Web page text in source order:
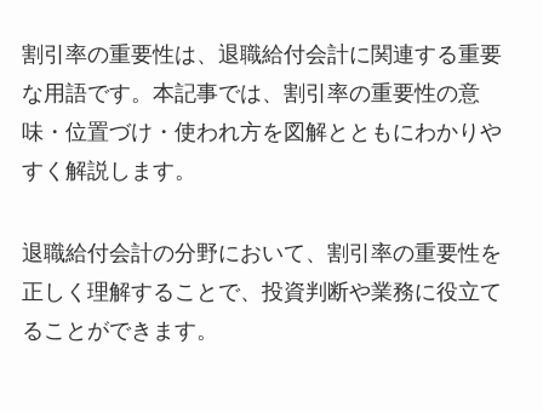
割引率の重要性は、退職給付会計に関連する重要
な用語です。本記事では、割引率の重要性の意
味・位置づけ・使われ方を図解とともにわかりや
すく解説します。
退職給付会計の分野において、割引率の重要性を
正しく理解することで、投資判断や業務に役立て
ることができます。